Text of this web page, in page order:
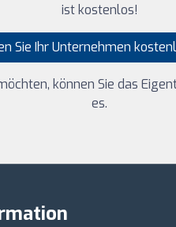
ist kostenlos!
Sie Ihr Unternehmen
können Sie das
es.